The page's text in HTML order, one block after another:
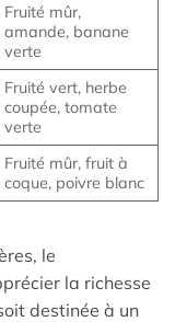
Fruité mûr,
amande, banane
verte
Fruité vert, herbe
coupée, tomate
verte
Fruité mûr, fruit à
coque, poivre blanc
le
la richesse
destinée à un